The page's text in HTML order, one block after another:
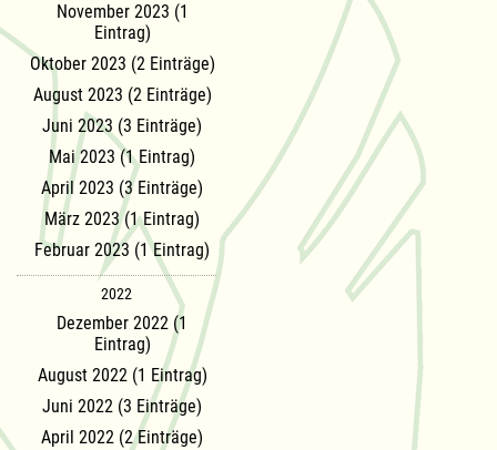
November 2023 (1
Eintrag)
Oktober 2023 (2 Einträge)
August 2023 (2 Einträge)
Juni 2023 (3 Einträge)
Mai 2023 (1 Eintrag)
April 2023 (3 Einträge)
März 2023 (1 Eintrag)
Februar 2023 (1 Eintrag)
2022
Dezember 2022 (1
Eintrag)
August 2022 (1 Eintrag)
Juni 2022 (3 Einträge)
April 2022 (2 Einträge)